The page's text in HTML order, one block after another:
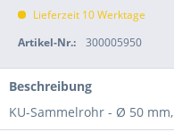
Lieferzeit 10 Werktage
Artikel-Nr.:
300005950
Beschreibung
KU-Sammelrohr - Ø 50